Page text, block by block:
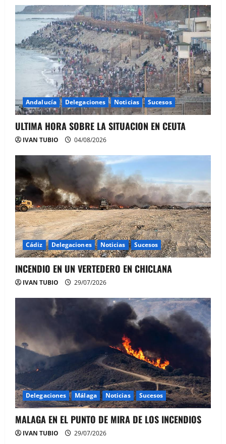
Andalucía Delegaciones Noticias Sucesos
ULTIMA HORA SOBRE LA SITUACION EN CEUTA
IVAN TUBIO 04/08/2026
Cádiz Delegaciones Noticias Sucesos
INCENDIO EN UN VERTEDERO EN CHICLANA
IVAN TUBIO 29/07/2026
Delegaciones Málaga Noticias Sucesos
MALAGA EN EL PUNTO DE MIRA DE LOS INCENDIOS
IVAN TUBIO 29/07/2026